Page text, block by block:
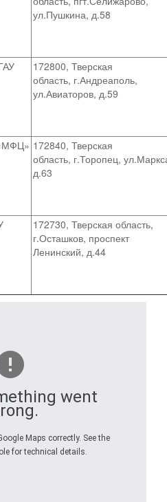
ул.Пушкина, д.58
172800, Тверская
область, г.Андреаполь,
ул.Авиаторов, д.59
172840, Тверская
область, г.Торопец,
д.63
172730, Тверская область,
г.Осташков, проспект
Ленинский, д.44
went
Maps correctly. See the
for technical details.